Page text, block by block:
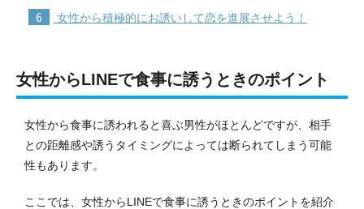
6 女性から積極的にお誘いして恋を進展させよう！
女性からLINEで食事に誘うときのポイント
女性から食事に誘われると喜ぶ男性がほとんどですが、相手
との距離感や誘うタイミングによっては断られてしまう可能
性もあります。
ここでは、女性からLINEで食事に誘うときのポイントを紹介